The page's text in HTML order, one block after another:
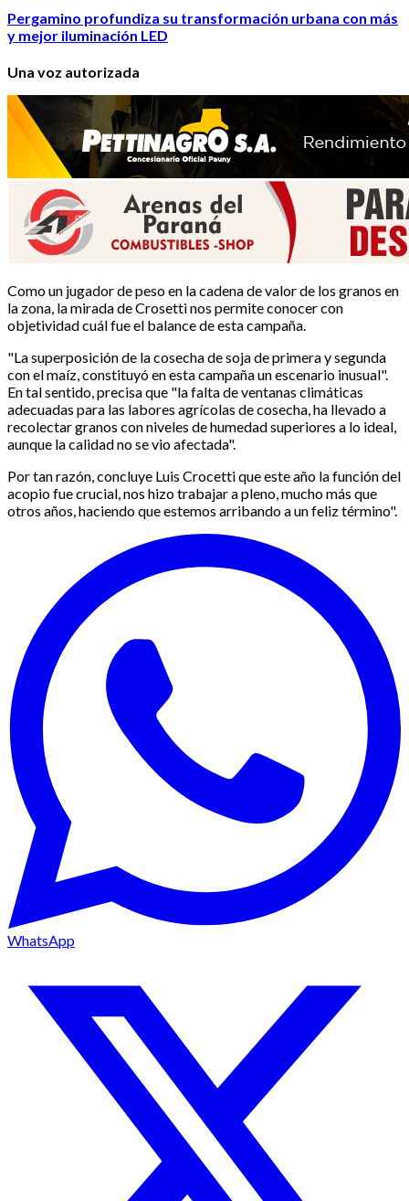
Pergamino profundiza su transformación urbana con más
y mejor iluminación LED
Una voz autorizada
Como un jugador de peso en la cadena de valor de los granos en
la zona, la mirada de Crosetti nos permite conocer con
objetividad cuál fue el balance de esta campaña.
"La superposición de la cosecha de soja de primera y segunda
con el maíz, constituyó en esta campaña un escenario inusual".
En tal sentido, precisa que "la falta de ventanas climáticas
adecuadas para las labores agrícolas de cosecha, ha llevado a
recolectar granos con niveles de humedad superiores a lo ideal,
aunque la calidad no se vio afectada".
Por tan razón, concluye Luis Crocetti que este año la función del
acopio fue crucial, nos hizo trabajar a pleno, mucho más que
otros años, haciendo que estemos arribando a un feliz término".
WhatsApp